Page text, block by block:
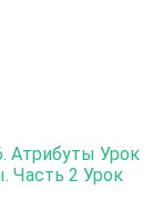
Атрибуты Урок
Часть 2 Урок